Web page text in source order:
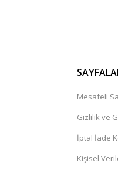
Mesafeli
Gizlilik ve
İptal İade
Kişisel